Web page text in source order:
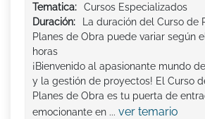
Tematica:
Cursos Especializados
Duración:
La duración del Curso de
Planes de Obra puede variar según
horas
¡Bienvenido al apasionante mundo
y la gestión de proyectos! El Curso
Planes de Obra es tu puerta de
emocionante en ... ver temario